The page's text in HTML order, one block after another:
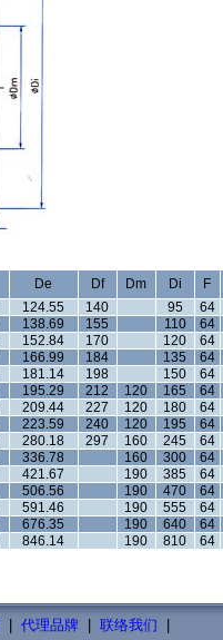
De Df Dm Di F
124.55 140 95 64
138.69 155 110 64
152.84 170 120 64
166.99 184 135 64
181.14 198 150 64
195.29 212 120 165 64
209.44 227 120 180 64
223.59 240 120 195 64
280.18 297 160 245 64
336.78 160 300 64
421.67 190 385 64
506.56 190 470 64
591.46 190 555 64
676.35 190 640 64
846.14 190 810 64
代理品牌 联络我们